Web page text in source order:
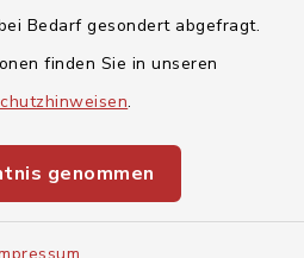
Bedarf gesondert abgefragt.
finden Sie in unseren
.
genommen